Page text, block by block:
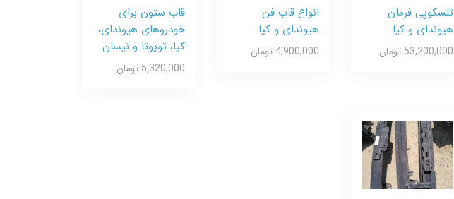
تلسکوپی فرمان
هیوندای و کیا
53,200,000 تومان
انواع قاب فن
هیوندای و کیا
4,900,000 تومان
قاب ستون برای
خودروهای هیوندای،
کیا، تویوتا و نیسان
5,320,000 تومان